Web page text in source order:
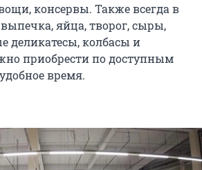
консервы. Также всегда в
яйца, творог, сыры,
деликатесы, колбасы и
приобрести по доступным
время.